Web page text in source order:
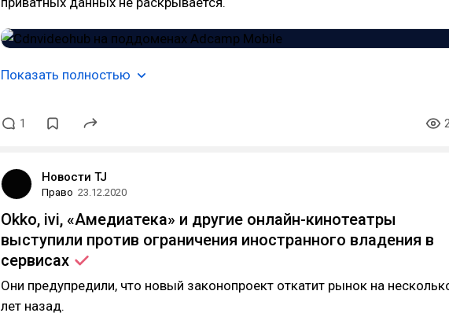
Показать полностью
1
Новости TJ
Право 23.12.2020
Okko, ivi, «Амедиатека» и другие онлайн-кинотеатры
выступили против ограничения иностранного владения в
сервисах
Они предупредили, что новый законопроект откатит рынок на
лет назад.